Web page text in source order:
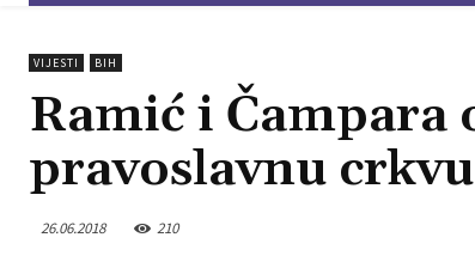
VIJESTI BIH
Ramić i
pravoslavnu
26.06.2018 210